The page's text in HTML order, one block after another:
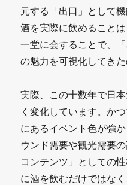
元する「出口」として
酒を実際に飲めること
一堂に会することで、
の魅力を可視化してきた
実際、この十数年で日
く変化しています。か
にあるイベント色が強
ウンド需要や観光需要
コンテンツ」としての
に酒を飲むだけではな